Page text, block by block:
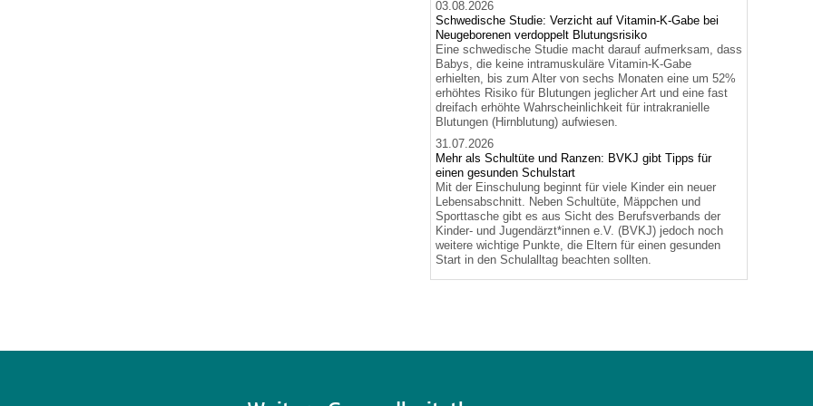
03.08.2026
Schwedische Studie: Verzicht auf Vitamin-K-Gabe bei
Neugeborenen verdoppelt Blutungsrisiko
Eine schwedische Studie macht darauf aufmerksam, dass
Babys, die keine intramuskuläre Vitamin-K-Gabe
erhielten, bis zum Alter von sechs Monaten eine um 52%
erhöhtes Risiko für Blutungen jeglicher Art und eine fast
dreifach erhöhte Wahrscheinlichkeit für intrakranielle
Blutungen (Hirnblutung) aufwiesen.
31.07.2026
Mehr als Schultüte und Ranzen: BVKJ gibt Tipps für
einen gesunden Schulstart
Mit der Einschulung beginnt für viele Kinder ein neuer
Lebensabschnitt. Neben Schultüte, Mäppchen und
Sporttasche gibt es aus Sicht des Berufsverbands der
Kinder- und Jugendärzt*innen e.V. (BVKJ) jedoch noch
weitere wichtige Punkte, die Eltern für einen gesunden
Start in den Schulalltag beachten sollten.